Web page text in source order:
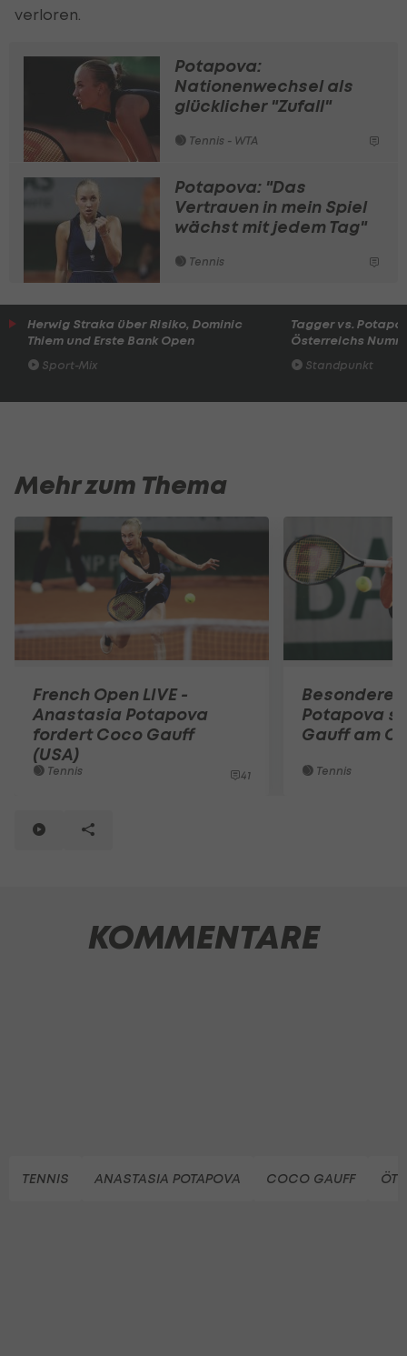
verloren.
Potapova:
Nationenwechsel als
glücklicher "Zufall"
Tennis - WTA
Potapova: "Das
Vertrauen in mein Spiel
wächst mit jedem Tag"
Tennis
Herwig Straka über Risiko, Dominic
Thiem und Erste Bank Open
Sport-Mix
Tagger vs.
Österreichs
Standpunkt
Mehr zum Thema
French Open LIVE -
Anastasia Potapova
fordert Coco Gauff
(USA)
Tennis 41
Besondere
Potapova
Gauff am
Tennis
KOMMENTARE
TENNIS ANASTASIA POTAPOVA COCO GAUFF